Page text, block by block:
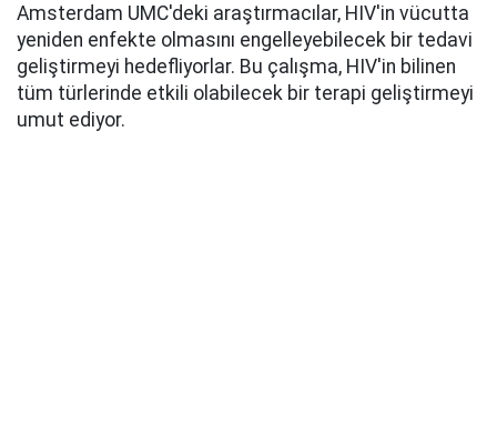
Amsterdam UMC'deki araştırmacılar, HIV'in vücutta
yeniden enfekte olmasını engelleyebilecek bir tedavi
geliştirmeyi hedefliyorlar. Bu çalışma, HIV'in bilinen
tüm türlerinde etkili olabilecek bir terapi geliştirmeyi
umut ediyor.